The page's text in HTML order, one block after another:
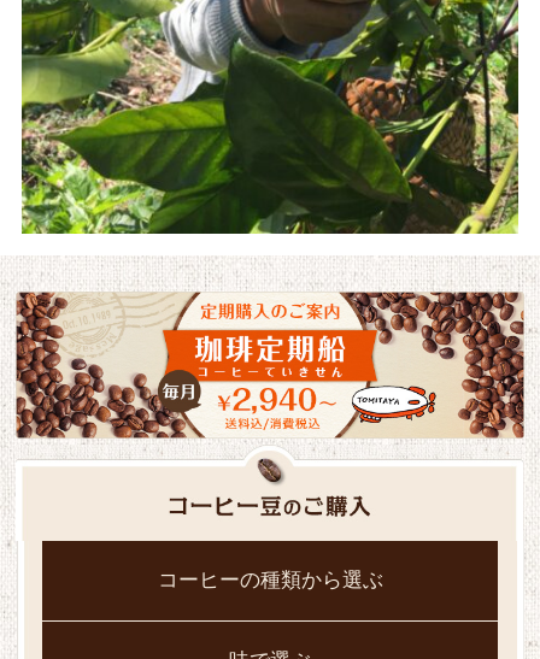
コーヒーの種類から選ぶ